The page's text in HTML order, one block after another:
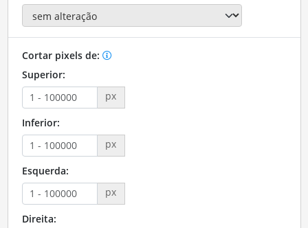
Cortar pixels de:
Superior:
px
Inferior:
px
Esquerda:
px
Direita: